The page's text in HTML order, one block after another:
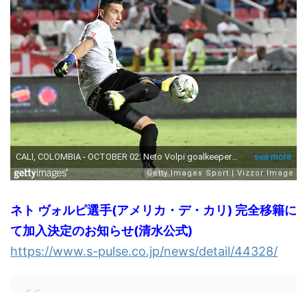
ネト ヴォルピ選手(アメリカ・デ・カリ) 完全移籍に
て加入決定のお知らせ(清水公式)
https://www.s-pulse.co.jp/news/detail/44328/